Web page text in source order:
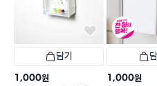
담기
1,000원 1,000원